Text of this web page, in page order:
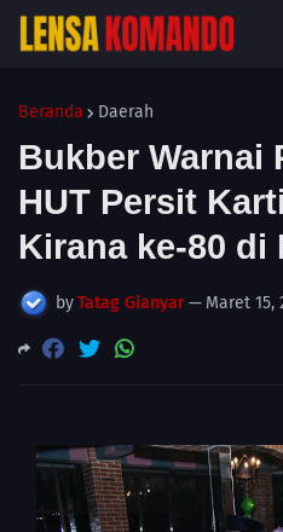
Beranda Daerah
Bukber Warnai
HUT Persit
Kirana ke-80 di
byTatag Gianyar— Maret 15,